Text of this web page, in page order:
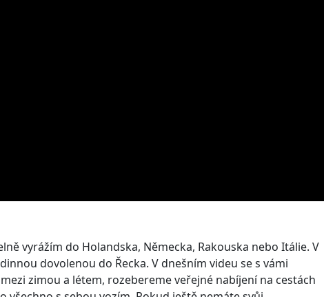
vyrážím do Holandska, Německa, Rakouska nebo Itálie. V
dovolenou do Řecka. V dnešním videu se s vámi
zimou a létem, rozebereme veřejné nabíjení na cestách